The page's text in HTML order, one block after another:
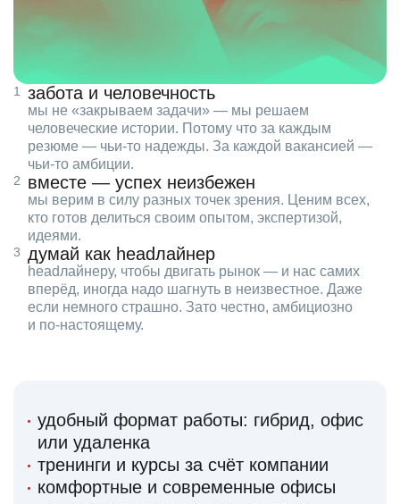
забота и человечность
мы не «закрываем задачи» — мы решаем
человеческие истории. Потому что за каждым
резюме — чьи‑то надежды. За каждой вакансией —
чьи‑то амбиции.
вместе — успех неизбежен
мы верим в силу разных точек зрения. Ценим всех,
кто готов делиться своим опытом, экспертизой,
идеями.
думай как headлайнер
headлайнеру, чтобы двигать рынок — и нас самих
вперёд, иногда надо шагнуть в неизвестное. Даже
если немного страшно. Зато честно, амбициозно
и по‑настоящему.
удобный формат работы: гибрид, офис
или удаленка
тренинги и курсы за счёт компании
комфортные и современные офисы